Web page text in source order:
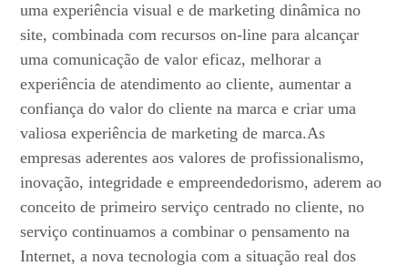
uma experiência visual e de marketing dinâmica no
site, combinada com recursos on-line para alcançar
uma comunicação de valor eficaz, melhorar a
experiência de atendimento ao cliente, aumentar a
confiança do valor do cliente na marca e criar uma
valiosa experiência de marketing de marca.As
empresas aderentes aos valores de profissionalismo,
inovação, integridade e empreendedorismo, aderem ao
conceito de primeiro serviço centrado no cliente, no
serviço continuamos a combinar o pensamento na
Internet, a nova tecnologia com a situação real dos